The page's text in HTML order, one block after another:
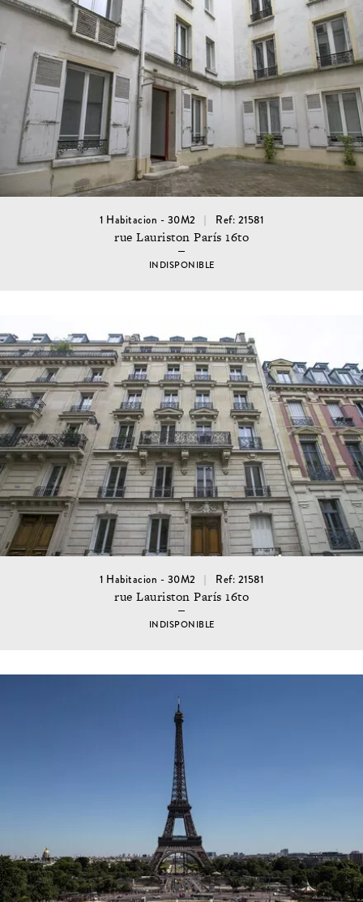
1 Habitacion - 30M2 Ref: 21581
rue Lauriston París 16to
INDISPONIBLE
1 Habitacion - 30M2 Ref: 21581
rue Lauriston París 16to
INDISPONIBLE